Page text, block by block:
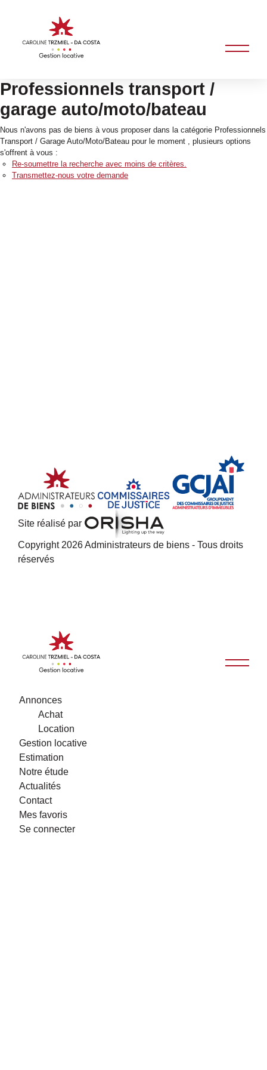
Professionnels transport /
garage auto/moto/bateau
Nous n'avons pas de biens à vous proposer dans la catégorie Professionnels
Transport / Garage Auto/Moto/Bateau pour le moment , plusieurs options
s'offrent à vous :
Re-soumettre la recherche avec moins de critères.
Transmettez-nous votre demande
Site réalisé par
Copyright 2026 Administrateurs de biens - Tous droits
réservés
Annonces
Achat
Location
Gestion locative
Estimation
Notre étude
Actualités
Contact
Mes favoris
Se connecter